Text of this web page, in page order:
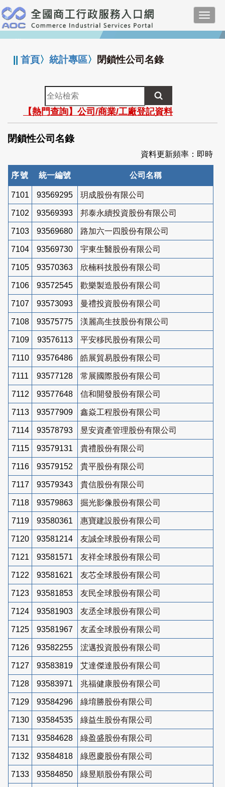
跳
到
主
要
:::
||首頁〉統計專區〉 閉鎖性公司名錄
全
站
檢
索
【熱門查詢】公司/商業/工廠登記資料
閉鎖性公司名錄
資料更新頻率：即時
序號 統一編號 公司名稱
7101 93569295 玥成股份有限公司
7102 93569393 邦泰永續投資股份有限公司
7103 93569680 路加六一四股份有限公司
7104 93569730 宇東生醫股份有限公司
7105 93570363 欣楠科技股份有限公司
7106 93572545 歡樂製造股份有限公司
7107 93573093 曼禮投資股份有限公司
7108 93575775 渼麗高生技股份有限公司
7109 93576113 平安移民股份有限公司
7110 93576486 皓展貿易股份有限公司
7111 93577128 常展國際股份有限公司
7112 93577648 信和開發股份有限公司
7113 93577909 鑫焱工程股份有限公司
7114 93578793 昱安資產管理股份有限公司
7115 93579131 貴禮股份有限公司
7116 93579152 貴平股份有限公司
7117 93579343 貴信股份有限公司
7118 93579863 掘光影像股份有限公司
7119 93580361 惠寶建設股份有限公司
7120 93581214 友誠全球股份有限公司
7121 93581571 友祥全球股份有限公司
7122 93581621 友芯全球股份有限公司
7123 93581853 友民全球股份有限公司
7124 93581903 友丞全球股份有限公司
7125 93581967 友孟全球股份有限公司
7126 93582255 浤邁投資股份有限公司
7127 93583819 艾達傑達股份有限公司
7128 93583971 兆福健康股份有限公司
7129 93584296 綠堉勝股份有限公司
7130 93584535 綠益生股份有限公司
7131 93584628 綠盈盛股份有限公司
7132 93584818 綠恩慶股份有限公司
7133 93584850 綠昱順股份有限公司